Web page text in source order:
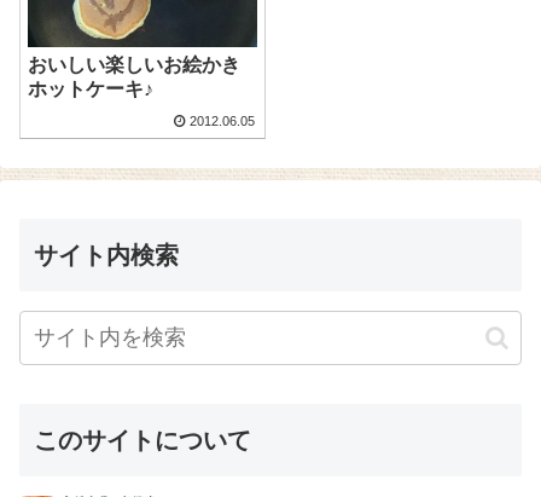
おいしい楽しいお絵かき
ホットケーキ♪
2012.06.05
サイト内検索
このサイトについて